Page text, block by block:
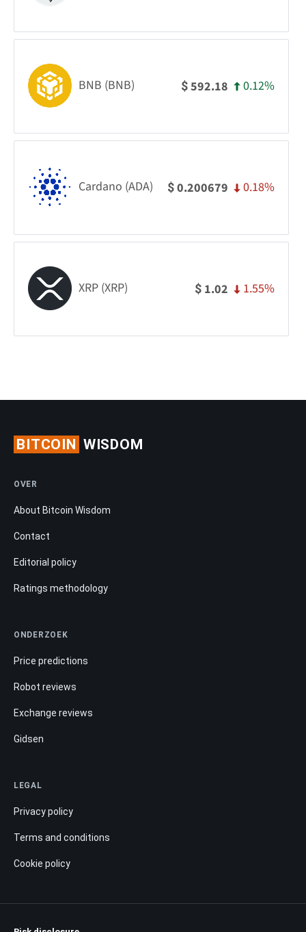
BNB (BNB) $592.18 0.12%
Cardano (ADA) $0.200679 0.18%
XRP (XRP) $ 1.02 1.55%
BITCOIN WISDOM
OVER
About Bitcoin Wisdom
Contact
Editorial policy
Ratings methodology
ONDERZOEK
Price predictions
Robot reviews
Exchange reviews
Gidsen
LEGAL
Privacy policy
Terms and conditions
Cookie policy